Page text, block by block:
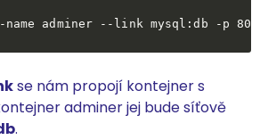
adminer --link mysql:db -p
se nám propojí kontejner s
adminer jej bude síťově
.